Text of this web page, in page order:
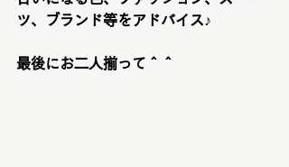
ツ、ブランド等をアドバイス♪
最後にお二人揃って＾＾